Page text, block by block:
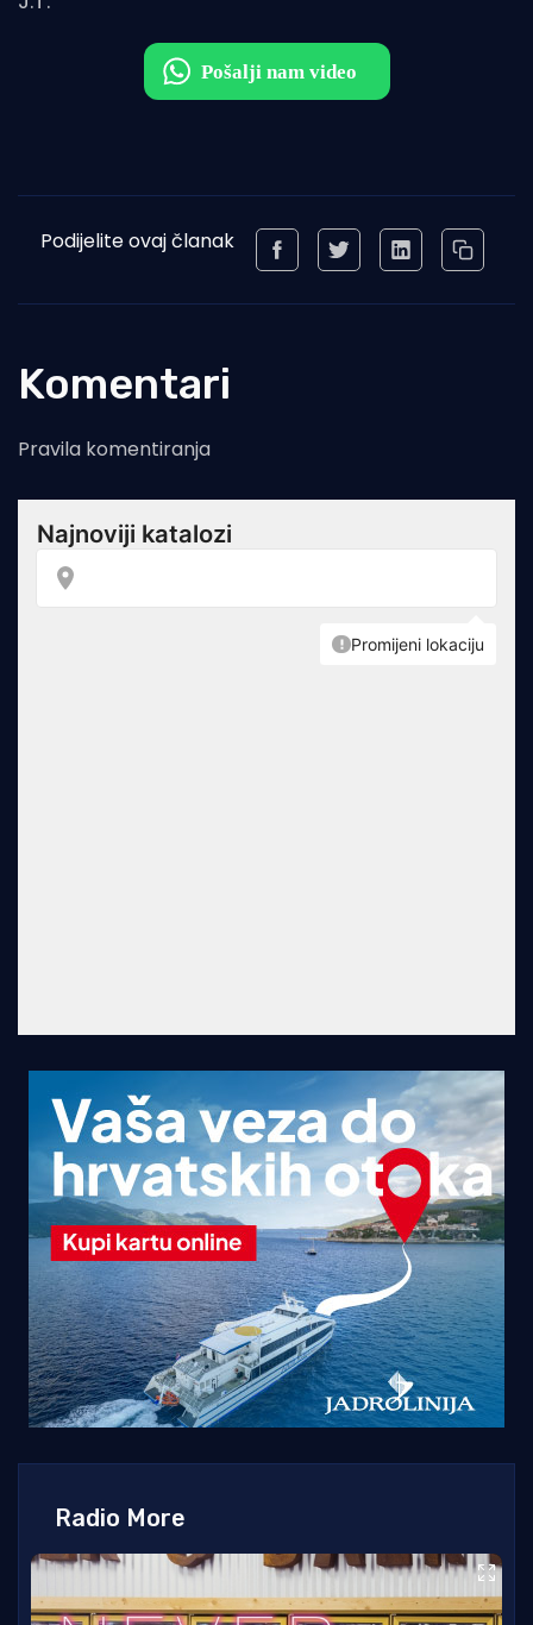
Podijelite ovaj članak
Komentari
Pravila komentiranja
Radio More